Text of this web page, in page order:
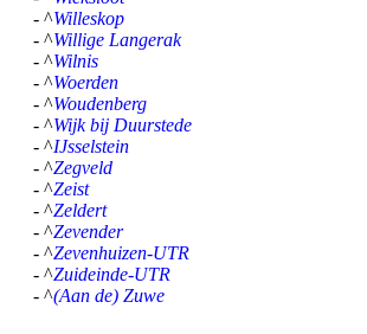
- ^Willeskop
- ^Willige Langerak
- ^Wilnis
- ^Woerden
- ^Woudenberg
- ^Wijk bij Duurstede
- ^IJsselstein
- ^Zegveld
- ^Zeist
- ^Zeldert
- ^Zevender
- ^Zevenhuizen-UTR
- ^Zuideinde-UTR
- ^(Aan de) Zuwe